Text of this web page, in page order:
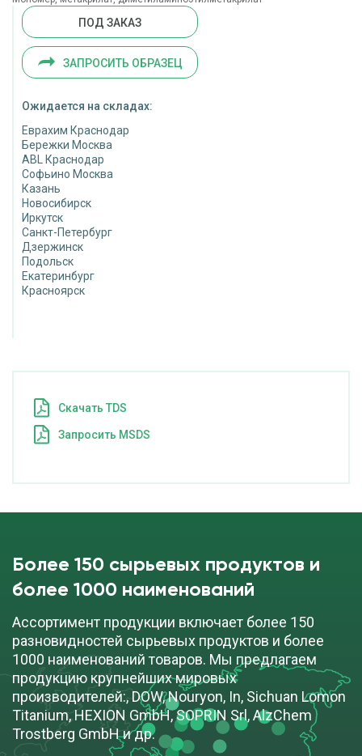
ПОД ЗАКАЗ
ЗАПРОСИТЬ ОБРАЗЕЦ
Ожидается на складах:
Еврахим Краснодар
Бережки Москва
ABL Краснодар
Софьино Москва
Казань
Новосибирск
Иркутск
Санкт-Петербург
Дзержинск
Подольск
Екатеринбург
Красноярск
Cкачать TDS
Запросить MSDS
Более 150 сырьевых продуктов и
более 1000 наименований
Ассортимент продукции включает более 150
разновидностей сырьевых продуктов и более
1000 наименований товаров. Мы предлагаем
продукцию крупнейших мировых
производителей:, DOW, Nouryon, In, Sichuan Lomon
Titanium, HEXION GmbH, SOPRIN Srl, AlzChem
Trostberg GmbH и др.